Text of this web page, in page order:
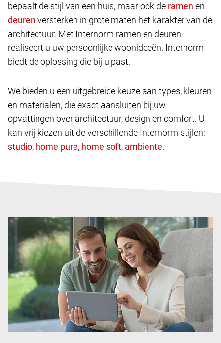
bepaalt de stijl van een huis, maar ook de
en
versterken in grote maten het karakter van de
architectuur. Met Internorm ramen en deuren
realiseert u uw persoonlijke woonideeën. Internorm
biedt dé oplossing die bij u past.
We bieden u een uitgebreide keuze aan types, kleuren
en materialen, die exact aansluiten bij uw
opvattingen over architectuur, design en comfort. U
kan vrij kiezen uit de verschillende Internorm-stijlen:
,
, , .